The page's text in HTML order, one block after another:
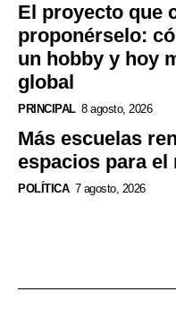
El proyecto que
proponérselo:
un hobby y hoy
global
PRINCIPAL 8 agosto, 2026
Más escuelas
espacios para el
POLÍTICA 7 agosto, 2026